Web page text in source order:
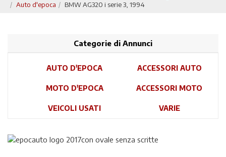
Auto d'epoca
BMW AG320 i serie 3, 1994
Categorie di Annunci
AUTO D'EPOCA ACCESSORI AUTO
MOTO D'EPOCA ACCESSORI MOTO
VEICOLI USATI VARIE